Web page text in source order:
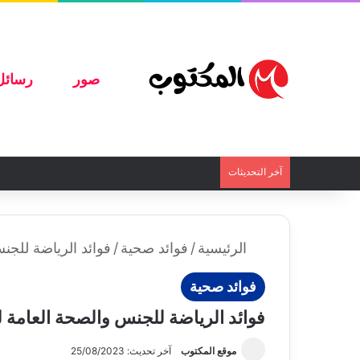
صور
آخر التحديثات
الرئيسية/ فوائد صحية/ فوائد الرياضة
فوائد صحية
فوائد الرياضة للجنس والصحة
موقع المكتوب آخر تحديث: 25/08/2023